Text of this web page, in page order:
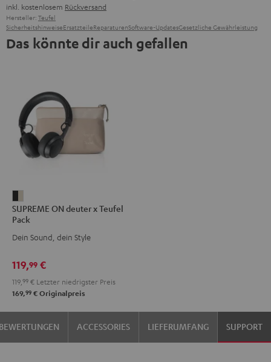
inkl. kostenlosem Rückversand
Hersteller: Teufel
SicherheitshinweiseErsatzteileReparaturenSoftware-UpdatesGesetzliche Gewährleistung
Das könnte dir auch gefallen
ON
deuter
x
Pack
Night
Black
/
Sand
SUPREME ON deuter x Teufel
Pack
Dein Sound, dein Style
119,99 €
119, 99 € Letzter niedrigster Preis
169,99 € Originalpreis
ACCESSORIES LIEFERUMFANG SUPPORT